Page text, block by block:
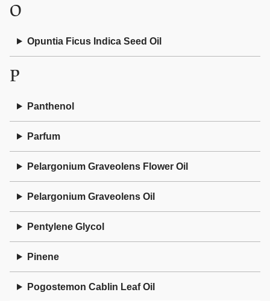
O
Opuntia Ficus Indica Seed Oil
P
Panthenol
Parfum
Pelargonium Graveolens Flower Oil
Pelargonium Graveolens Oil
Pentylene Glycol
Pinene
Pogostemon Cablin Leaf Oil